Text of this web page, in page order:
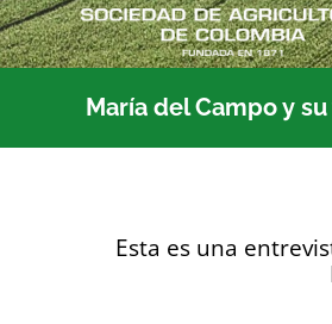
María del Campo y
Esta es una